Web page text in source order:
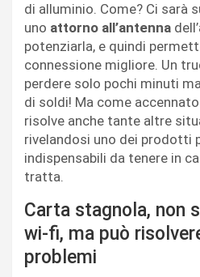
di alluminio. Come? Ci sarà
uno attorno all’antenna
potenziarla, e quindi
connessione migliore. Un
perdere solo pochi minuti
di soldi! Ma come
risolve anche tante altre
rivelandosi uno dei prodotti
indispensabili da tenere in
tratta.
Carta stagnola, non
wi-fi, ma può
problemi